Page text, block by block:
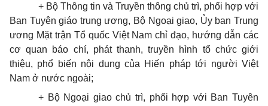
+ Bộ Thông tin và Truyền thông chủ trì, phối hợp với
Ban Tuyên giáo trung ương, Bộ Ngoại giao, Ủy ban Trung
ương Mặt trận Tổ quốc Việt Nam chỉ đạo, hướng dẫn các
cơ quan báo chí, phát thanh, truyền hình tổ chức giới
thiệu, phổ biến nội dung của Hiến pháp tới người Việt
Nam ở nước ngoài;
+ Bộ Ngoại giao chủ trì, phối hợp với Ban Tuyên